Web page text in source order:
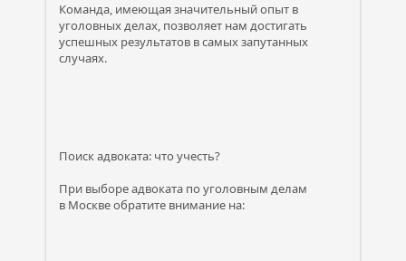
Команда, имеющая значительный опыт в
уголовных делах, позволяет нам достигать
успешных результатов в самых запутанных
случаях.
Поиск адвоката: что учесть?
При выборе адвоката по уголовным делам
в Москве обратите внимание на: